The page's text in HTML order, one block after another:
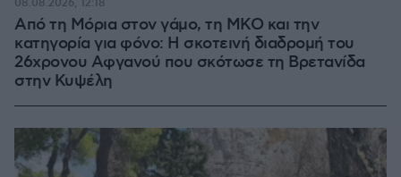
Από τη Μόρια στον γάμο, τη ΜΚΟ και την
κατηγορία για φόνο: Η σκοτεινή διαδρομή του
26χρονου Αφγανού που σκότωσε τη Βρετανίδα
στην Κυψέλη
08.08.2026, 12:18